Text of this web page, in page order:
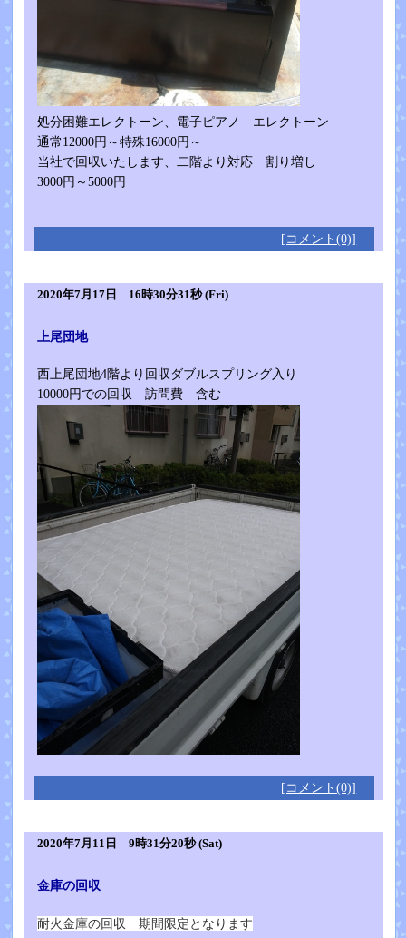
処分困難エレクトーン、電子ピアノ エレクトーン
通常12000円～特殊16000円～
当社で回収いたします、二階より対応 割り増し
3000円～5000円
[コメント(0)]
2020年7月17日 16時30分31秒 (Fri)
上尾団地
西上尾団地4階より回収ダブルスプリング入り
10000円での回収 訪問費 含む
[コメント(0)]
2020年7月11日 9時31分20秒 (Sat)
金庫の回収
耐火金庫の回収 期間限定となります